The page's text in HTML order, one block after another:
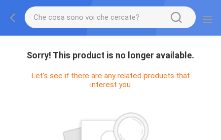
Sorry! This product is no longer available.
Let's see if there are any related products that
interest you